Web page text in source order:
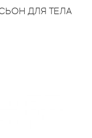
ДЛЯ ТЕЛА